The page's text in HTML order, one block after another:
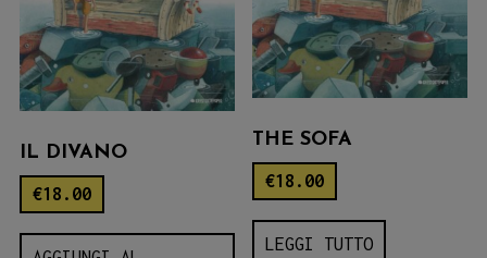
IL DIVANO
€18.00
THE SOFA
€18.00
LEGGI TUTTO